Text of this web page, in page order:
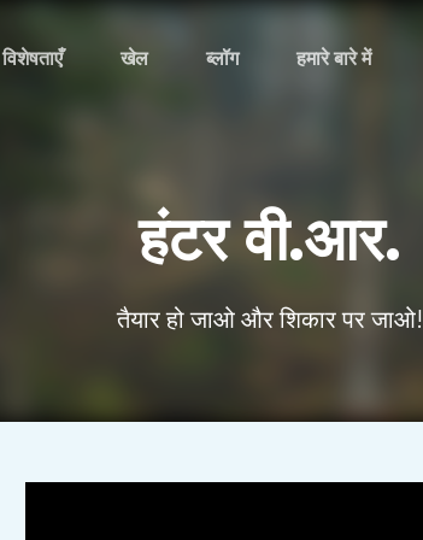
विशेषताएँ खेल ब्लॉग हमारे बारे में
हंटर वी.आर.
तैयार हो जाओ और शिकार पर जाओ!